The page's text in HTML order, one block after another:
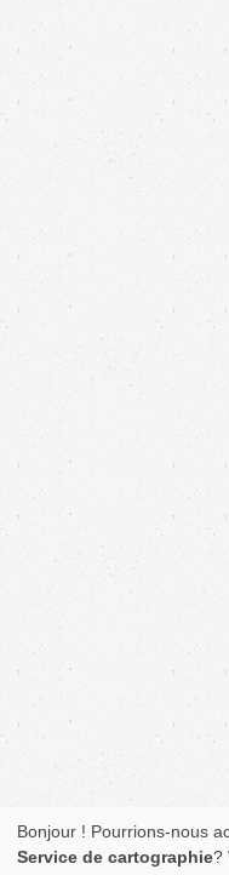
Bonjour ! Pourrions-nous
Service de cartographie?